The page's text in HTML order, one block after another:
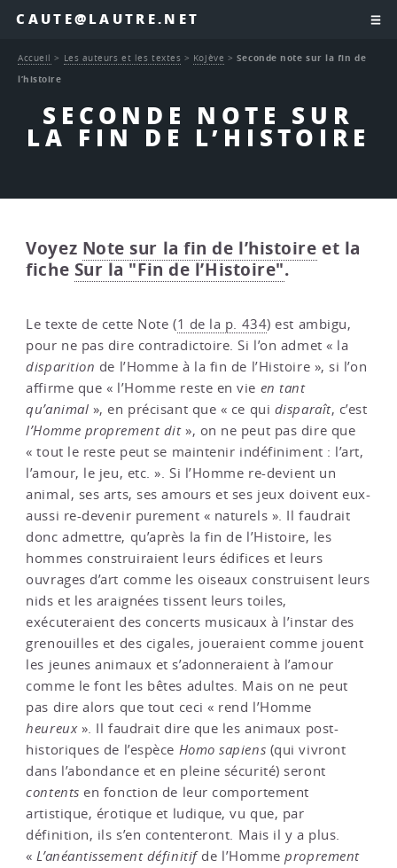
CAUTE@LAUTRE.NET
SECONDE NOTE SUR
LA FIN DE L’HISTOIRE
Accueil > Les auteurs et les textes > Kojève > Seconde note sur la fin de
l’histoire
Voyez Note sur la fin de l’histoire et la
fiche Sur la "Fin de l’Histoire".
Le texte de cette Note (1 de la p. 434) est ambigu,
pour ne pas dire contradictoire. Si l’on admet « la
disparition de l’Homme à la fin de l’Histoire », si l’on
affirme que « l’Homme reste en vie en tant
qu’animal », en précisant que « ce qui disparaît, c’est
l’Homme proprement dit», on ne peut pas dire que
« tout le reste peut se maintenir indéfiniment : l’art,
l’amour, le jeu, etc. ». Si l’Homme re-devient un
animal, ses arts, ses amours et ses jeux doivent eux-
aussi re-devenir purement « naturels ». Il faudrait
donc admettre, qu’après la fin de l’Histoire, les
hommes construiraient leurs édifices et leurs
ouvrages d’art comme les oiseaux construisent leurs
nids et les araignées tissent leurs toiles,
exécuteraient des concerts musicaux à l’instar des
grenouilles et des cigales, joueraient comme jouent
les jeunes animaux et s’adonneraient à l’amour
comme le font les bêtes adultes. Mais on ne peut
pas dire alors que tout ceci « rend l’Homme
heureux». Il faudrait dire que les animaux post-
historiques de l’espèce Homo sapiens (qui vivront
dans l’abondance et en pleine sécurité) seront
contents en fonction de leur comportement
artistique, érotique et ludique, vu que, par
définition, ils s’en contenteront. Mais il y a plus.
«L’anéantissement définitifde l’Hommeproprement